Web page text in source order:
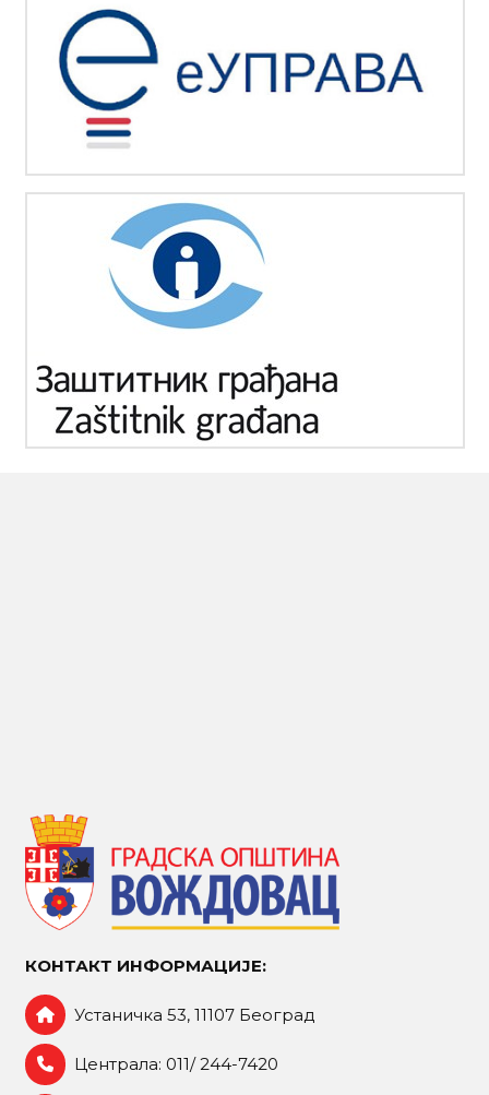
КОНТАКТ ИНФОРМАЦИЈЕ:
Устаничка 53, 11107 Београд
Централа: 011/ 244-7420